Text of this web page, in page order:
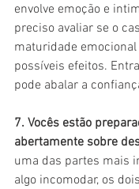
envolve emoção e
preciso avaliar se o
maturidade
possíveis efeitos.
pode abalar a
7. Vocês estão
abertamente sobre
uma das partes mais
algo incomodar, os